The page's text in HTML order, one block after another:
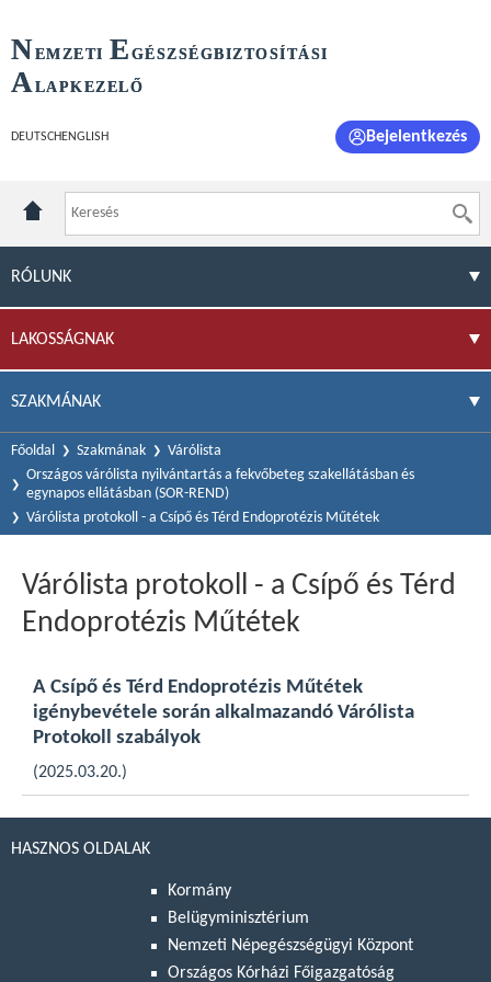
NEMZETI E GÉSZSÉGBIZTOSÍTÁSI
ALAPKEZELŐ
DEUTSCH ENGLISH Bejelentkezés
RÓLUNK
LAKOSSÁGNAK
SZAKMÁNAK
Főoldal Szakmának
Várólista
Országos várólista nyilvántartás a fekvőbeteg szakellátásban és
egynapos ellátásban (SOR-REND)
Várólista protokoll - a Csípő és Térd Endoprotézis Műtétek
Várólista protokoll - a Csípő és Térd
Endoprotézis Műtétek
A Csípő és Térd Endoprotézis Műtétek
igénybevétele során alkalmazandó Várólista
Protokoll szabályok
(2025.03.20.)
HASZNOS OLDALAK
Kormány
Belügyminisztérium
Nemzeti Népegészségügyi Központ
Országos Kórházi Főigazgatóság